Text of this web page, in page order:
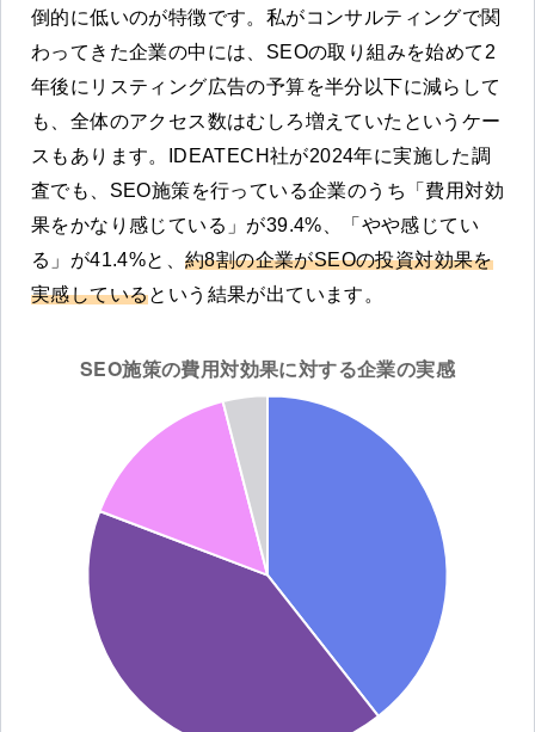
倒的に低いのが特徴です。私がコンサルティングで関
わってきた企業の中には、SEOの取り組みを始めて2
年後にリスティング広告の予算を半分以下に減らして
も、全体のアクセス数はむしろ増えていたというケー
スもあります。IDEATECH社が2024年に実施した調
査でも、SEO施策を行っている企業のうち「費用対効
果をかなり感じている」が39.4%、「やや感じてい
る」が41.4%と、 約8割の企業がSEOの投資対効果を
実感しているという結果が出ています。